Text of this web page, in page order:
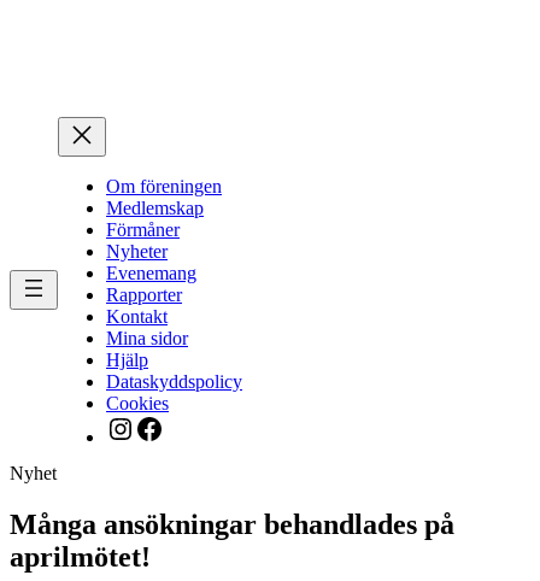
Om föreningen
Medlemskap
Förmåner
Nyheter
Evenemang
Rapporter
Kontakt
Mina sidor
Hjälp
Dataskyddspolicy
Cookies
Instagram
Facebook
Nyhet
Många ansökningar behandlades på
aprilmötet!